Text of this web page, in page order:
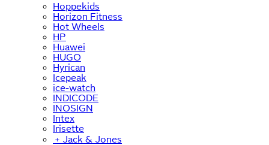
Hoppekids
Horizon Fitness
Hot Wheels
HP
Huawei
HUGO
Hyrican
Icepeak
ice-watch
INDICODE
INOSIGN
Intex
Irisette
﹢ Jack & Jones